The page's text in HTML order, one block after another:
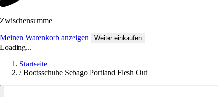
Zwischensumme
Meinen Warenkorb anzeigen Weiter einkaufen
Loading...
Startseite
/ Bootsschuhe Sebago Portland Flesh Out